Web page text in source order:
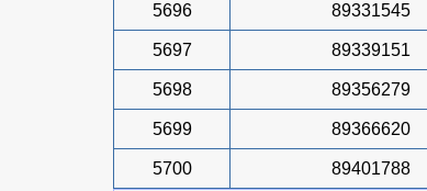
5696 89331545
5697 89339151
5698 89356279
5699 89366620
5700 89401788